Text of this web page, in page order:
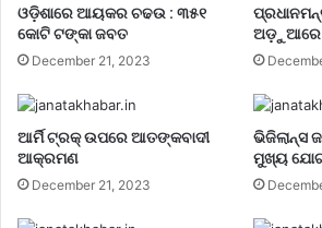
ଓଡ଼ିଶାରେ ଆୟକର ଚଢଉ : ୩୫୧
କୋଟି ଟଙ୍କା ଜବତ
December 21, 2023
ଅଡ଼ୁଆରେ
ଆର୍ମି ଟ୍ରକ୍ ଉପରେ ଆତଙ୍କବାଦୀ
ଆକ୍ରମଣ
December 21, 2023
ଭିଜିଲାନ୍ସ
ମୁଖ୍ୟ